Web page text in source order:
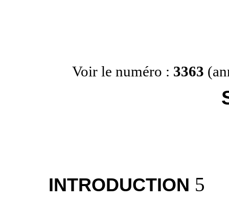
Voir le numéro : 3363
INTRODUCTION 5